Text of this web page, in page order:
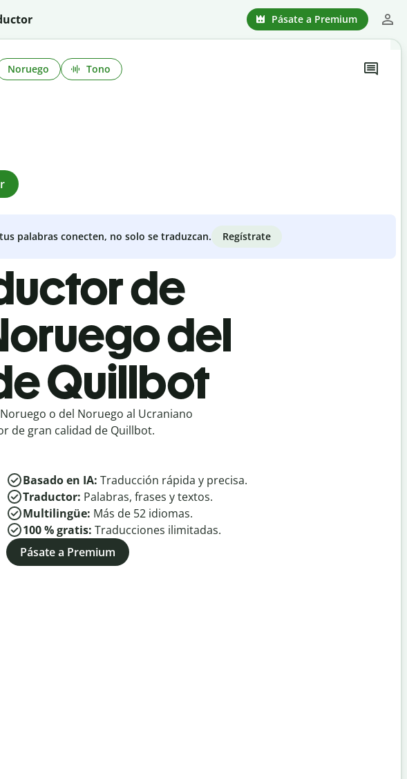
Pásate a Premium
Noruego Tono
palabras conecten, no solo se traduzcan. Regístrate
de
del
Quillbot
o del Noruego al Ucraniano
de gran calidad de Quillbot.
Basado en IA: Traducción rápida y precisa.
Traductor: Palabras, frases y textos.
Multilingüe: Más de 52 idiomas.
100 % gratis: Traducciones ilimitadas.
Pásate a Premium